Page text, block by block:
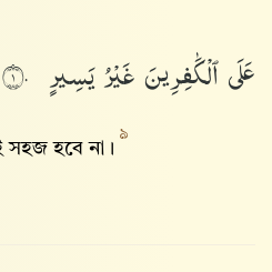
عَلَىٱلْكَٰفِرِينَغَيْرُيَسِيرٍ ١٠
সহজ হবে না।
৯